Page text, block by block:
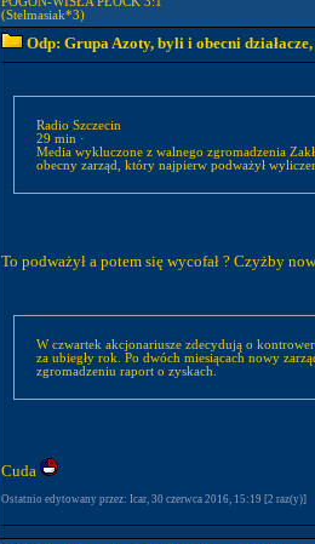
(Stelmasiak*3)
Odp: Grupa Azoty, byli i obecni działacze,
Radio Szczecin
29 min ·
Media wykluczone z walnego zgromadzenia
obecny zarząd, który najpierw podważył
To podważył a potem się wycofał ? Czyżby
W czwartek akcjonariusze zdecydują o
za ubiegły rok. Po dwóch miesiącach nowy
zgromadzeniu raport o zyskach.
Cuda
Ostatnio edytowany przez: Icar, 30 czerwca 2016, 15:19 [2 raz(y)]